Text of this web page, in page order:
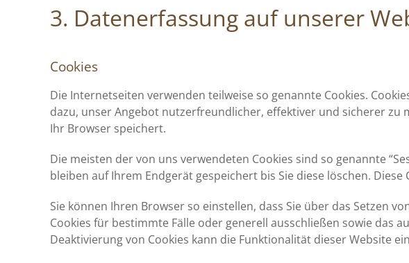
3. Datenerfassung auf unserer
Cookies
Die Internetseiten verwenden teilweise so genannte Cookies.
dazu, unser Angebot nutzerfreundlicher, effektiver und sicherer zu
Ihr Browser speichert.
Die meisten der von uns verwendeten Cookies sind so genannte
bleiben auf Ihrem Endgerät gespeichert bis Sie diese löschen.
Sie können Ihren Browser so einstellen, dass Sie über das Setzen
Cookies für bestimmte Fälle oder generell ausschließen sowie das
Deaktivierung von Cookies kann die Funktionalität dieser Website